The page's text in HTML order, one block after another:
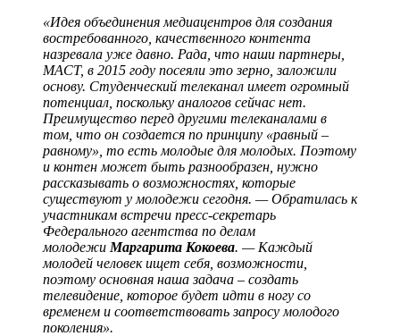
«Идея объединения медиацентров для создания
востребованного, качественного контента
назревала уже давно. Рада, что наши партнеры,
МАСТ, в 2015 году посеяли это зерно, заложили
основу. Студенческий телеканал имеет огромный
потенциал, поскольку аналогов сейчас нет.
Преимущество перед другими телеканалами в
том, что он создается по принципу «равный –
равному», то есть молодые для молодых. Поэтому
и контен может быть разнообразен, нужно
рассказывать о возможностях, которые
существуют у молодежи сегодня. — Обратилась к
участникам встречи пресс-секретарь
Федерального агентства по делам
молодежи Маргарита Кокоева. — Каждый
молодей человек ищет себя, возможности,
поэтому основная наша задача – создать
телевидение, которое будет идти в ногу со
временем и соответствовать запросу молодого
поколения».